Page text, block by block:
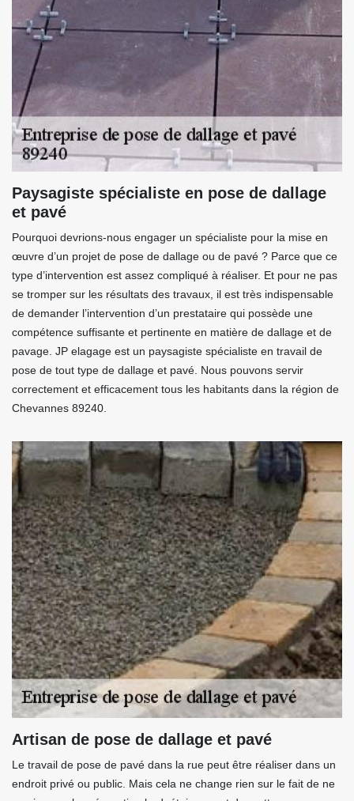
Paysagiste spécialiste en pose de dallage
et pavé
Pourquoi devrions-nous engager un spécialiste pour la mise en
œuvre d’un projet de pose de dallage ou de pavé ? Parce que ce
type d’intervention est assez compliqué à réaliser. Et pour ne pas
se tromper sur les résultats des travaux, il est très indispensable
de demander l’intervention d’un prestataire qui possède une
compétence suffisante et pertinente en matière de dallage et de
pavage. JP elagage est un paysagiste spécialiste en travail de
pose de tout type de dallage et pavé. Nous pouvons servir
correctement et efficacement tous les habitants dans la région de
Chevannes 89240.
Artisan de pose de dallage et pavé
Le travail de pose de pavé dans la rue peut être réaliser dans un
endroit privé ou public. Mais cela ne change rien sur le fait de ne